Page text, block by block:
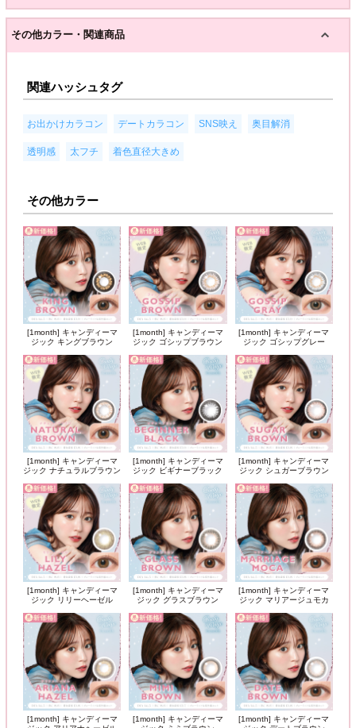
その他カラー・関連商品
関連ハッシュタグ
お出かけカラコン デートカラコン SNS映え 奥目解消
透明感 太フチ 着色直径大きめ
その他カラー
[1month] キャンディーマ
ジック キングブラウン
[1month] キャンディーマ
ジック ゴシップブラウン
[1month] キャンディーマ
ジック ゴシップグレー
[1month] キャンディーマ
ジック ナチュラルブラウン
[1month] キャンディーマ
ジック ビギナーブラック
[1month] キャンディーマ
ジック シュガーブラウン
[1month] キャンディーマ
ジック リリーヘーゼル
[1month] キャンディーマ
ジック グラスブラウン
[1month] キャンディーマ
ジック マリアージュモカ
[1month] キャンディーマ
[1month] キャンディーマ
[1month] キャンディーマ